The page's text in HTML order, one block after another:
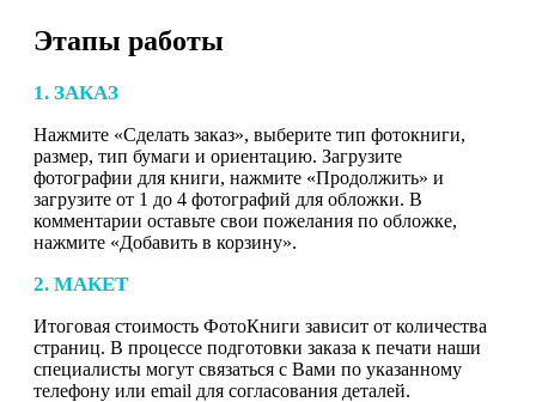
Этапы работы
1. ЗАКАЗ
Нажмите «Сделать заказ», выберите тип фотокниги,
размер, тип бумаги и ориентацию. Загрузите
фотографии для книги, нажмите «Продолжить» и
загрузите от 1 до 4 фотографий для обложки. В
комментарии оставьте свои пожелания по обложке,
нажмите «Добавить в корзину».
2. МАКЕТ
Итоговая стоимость ФотоКниги зависит от количества
страниц. В процессе подготовки заказа к печати наши
специалисты могут связаться с Вами по указанному
телефону или email для согласования деталей.